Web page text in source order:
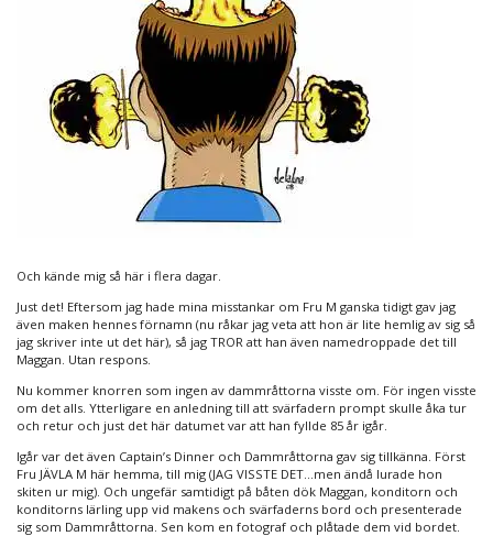
Och kände mig så här i flera dagar.
Just det! Eftersom jag hade mina misstankar om Fru M ganska tidigt gav jag
även maken hennes förnamn (nu råkar jag veta att hon är lite hemlig av sig så
jag skriver inte ut det här), så jag TROR att han även namedroppade det till
Maggan. Utan respons.
Nu kommer knorren som ingen av dammråttorna visste om. För ingen visste
om det alls. Ytterligare en anledning till att svärfadern prompt skulle åka tur
och retur och just det här datumet var att han fyllde 85 år igår.
Igår var det även Captain’s Dinner och Dammråttorna gav sig tillkänna. Först
Fru JÄVLA M här hemma, till mig (JAG VISSTE DET…men ändå lurade hon
skiten ur mig). Och ungefär samtidigt på båten dök Maggan, konditorn och
konditorns lärling upp vid makens och svärfaderns bord och presenterade
sig som Dammråttorna. Sen kom en fotograf och plåtade dem vid bordet.